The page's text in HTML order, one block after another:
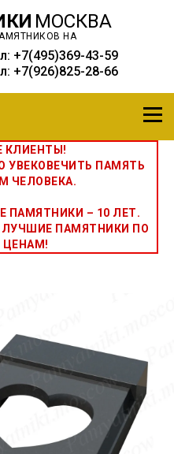
+7(495)369-43-59
+7(926)825-28-66
МОСКВА
НА
КЛИЕНТЫ!
ПАМЯТЬ
ЧЕЛОВЕКА.
ПАМЯТНИКИ – 10 ЛЕТ.
ЛУЧШИЕ ПАМЯТНИКИ ПО